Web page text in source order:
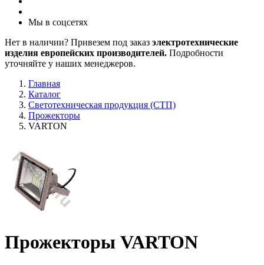
Мы в соцсетях
Нет в наличии? Привезем под заказ электротехнические
изделия европейских производителей. Подробности
уточняйте у наших менеджеров.
Главная
Каталог
Светотехническая продукция (СТП)
Прожекторы
VARTON
Прожекторы VARTON